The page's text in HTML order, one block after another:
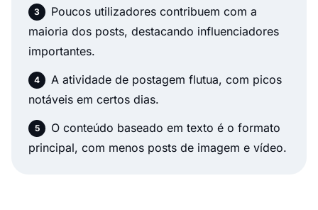
Poucos utilizadores contribuem com a
maioria dos posts, destacando influenciadores
importantes.
A atividade de postagem flutua, com picos
notáveis em certos dias.
O conteúdo baseado em texto é o formato
principal, com menos posts de imagem e vídeo.